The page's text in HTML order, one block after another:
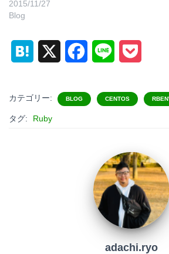
2015/11/27
Blog
t
e
c n c
t
カテゴリー: BLOG CENTOS
タグ: Ruby
adachi.ryo